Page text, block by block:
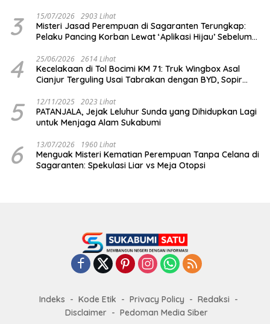
3 15/07/2026 2903 Lihat
Misteri Jasad Perempuan di Sagaranten Terungkap:
Pelaku Pancing Korban Lewat ‘Aplikasi Hijau’ Sebelum
4 25/06/2026 2614 Lihat
Kecelakaan di Tol Bocimi KM 71: Truk Wingbox Asal
Cianjur Terguling Usai Tabrakan dengan BYD, Sopir
5 12/11/2025 2023 Lihat
PATANJALA, Jejak Leluhur Sunda yang Dihidupkan Lagi
untuk Menjaga Alam Sukabumi
6 13/07/2026 1960 Lihat
Menguak Misteri Kematian Perempuan Tanpa Celana di
Sagaranten: Spekulasi Liar vs Meja Otopsi
Indeks Kode Etik Privacy Policy
Redaksi
Disclaimer
Pedoman Media Siber